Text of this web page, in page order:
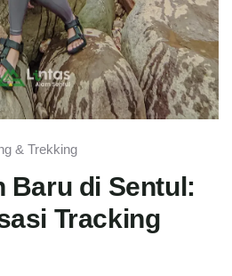
& Trekking
Baru di Sentul:
Tracking